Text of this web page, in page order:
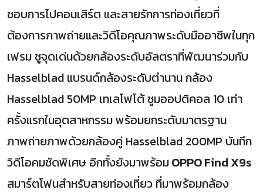
ชอบการไปคอนเสิร์ต และสายรักการท่องเที่ยวที่
ต้องการภาพถ่ายและวิดีโอคุณภาพระดับมืออาชีพในทุก
เฟรม ชูจุดเด่นด้วยกล้องระดับอัลตราที่พัฒนาร่วมกับ
Hasselblad แบรนด์กล้องระดับตำนาน กล้อง
Hasselblad 50MP เทเลโฟโต้ ซูมออปติคอล 10 เท่า
ครั้งแรกในอุตสาหกรรม พร้อมยกระดับมาตรฐาน
ภาพถ่ายภาพด้วยกล้องคู่ Hasselblad 200MP บันทึก
วิดีโอคมชัดพิเศษ อีกทั้งยังมาพร้อมOPPO Find X9s
สมาร์ตโฟนสำหรับสายท่องเที่ยว ที่มาพร้อมกล้อง